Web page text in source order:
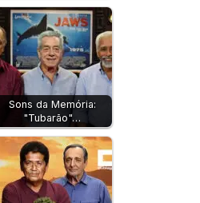
Sons da Memória:
"Tubarão"…